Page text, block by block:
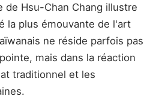
Hsu-Chan Chang illustre
la plus émouvante de l'art
ne réside parfois pas
mais dans la réaction
traditionnel et les